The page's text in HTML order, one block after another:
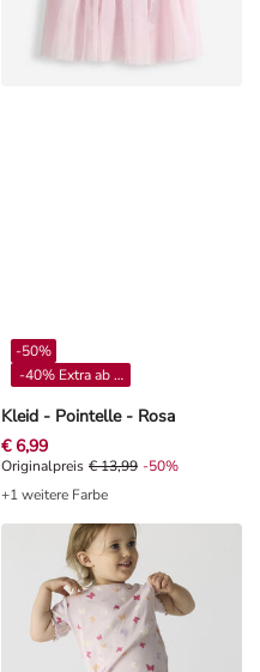
Kleid - Pointelle - Rosa
-50%
-40% Extra ab 4**
€ 6,99
Originalpreis € 13,99, Rabat -50%
Originalpreis € 13,99 -50%
+1 weitere Farbe